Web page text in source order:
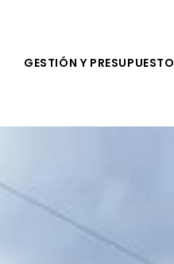
GESTIÓN Y PRESUPUESTO